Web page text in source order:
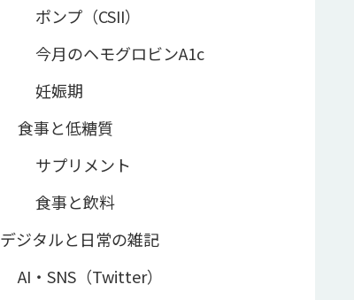
ポンプ（CSII）
今月のヘモグロビンA1c
妊娠期
食事と低糖質
サプリメント
食事と飲料
デジタルと日常の雑記
AI・SNS（Twitter）